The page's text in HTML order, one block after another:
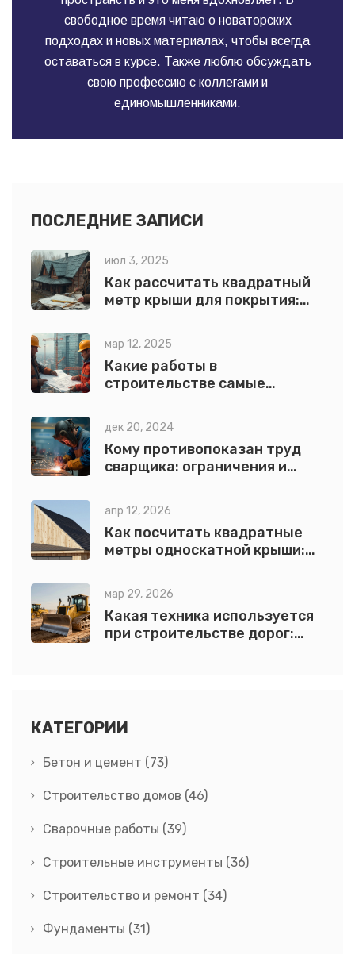
свободное время читаю о новаторских
подходах и новых материалах, чтобы всегда
оставаться в курсе. Также люблю обсуждать
свою профессию с коллегами и
единомышленниками.
ПОСЛЕДНИЕ ЗАПИСИ
июл 3, 2025
Как рассчитать квадратный
метр крыши для покрытия:
примеры
мар 12, 2025
Какие работы в
строительстве самые
дек 20, 2024
Кому противопоказан труд
сварщика: ограничения и
апр 12, 2026
Как посчитать квадратные
метры односкатной крыши:
мар 29, 2026
Какая техника используется
при строительстве дорог:
КАТЕГОРИИ
Бетон и цемент (73)
Строительство домов (46)
Сварочные работы (39)
Строительные инструменты (36)
Строительство и ремонт (34)
Фундаменты (31)